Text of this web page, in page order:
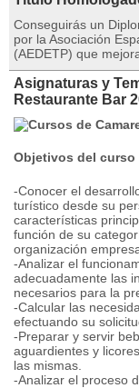
Conseguirás un
por la Asociación
(AEDETP) que
Asignaturas y
Restaurante Bar
Objetivos del curso
-Conocer el
turístico desde su
características
función de su
organización
-Analizar el
adecuadamente las
necesarios para la
-Calcular las
efectuando su
-Preparar y servir
aguardientes y
las mismas.
-Analizar el proceso